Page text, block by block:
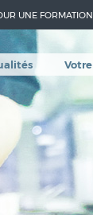
UNE